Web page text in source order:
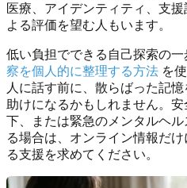
医療、アイデンティティ、支
よる評価を望む人もいます。
低い負担でできる自己探索の一
察を個人的に整理する方法 を
人に話す前に、散らばった記
助けになるかもしれません。
下、または緊急のメンタルヘ
る場合は、オンライン情報だ
る支援を求めてください。